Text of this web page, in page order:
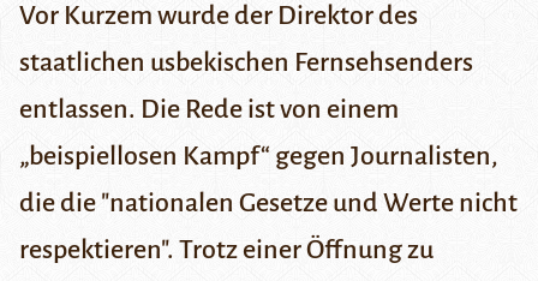
Vor Kurzem wurde der Direktor des
staatlichen usbekischen Fernsehsenders
entlassen. Die Rede ist von einem
„beispiellosen Kampf“ gegen Journalisten,
die die "nationalen Gesetze und Werte nicht
respektieren". Trotz einer Öffnung zu